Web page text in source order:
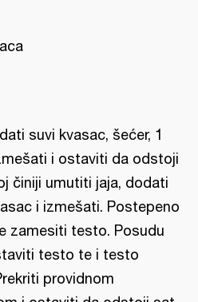
suvi kvasac, šećer, 1
i ostaviti da odstoji
činiji umutiti jaja, dodati
i izmešati. Postepeno
zamesiti testo. Posudu
testo te i testo
providnom